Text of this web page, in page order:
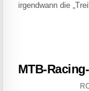
irgendwann die
MTB-